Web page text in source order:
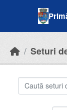
Seturi